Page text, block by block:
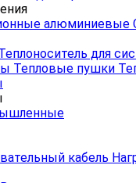
алюминиевые
для
Тепловые пушки
кабель